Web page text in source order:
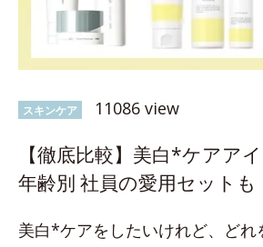
スキンケア 11086 view
【徹底比較】美白*ケアア
年齢別 社員の愛用セットも
美白*ケアをしたいけれど、どれ